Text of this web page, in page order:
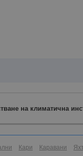
на климатична
Кари Каравани